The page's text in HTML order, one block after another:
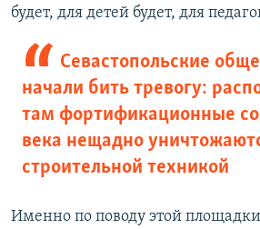
будет, для детей будет, для
Севастопольские
начали бить тревогу:
там фортификационные
века нещадно
строительной техникой
Именно по поводу этой